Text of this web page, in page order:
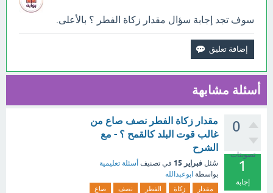
سوف تجد إجابة سؤال مقدار زكاة الفطر ؟ بالأعلى.
أسئلة مشابهة
0
تصويتات
1
إجابة
مقدار زكاة الفطر نصف صاع من
غالب قوت البلد كالقمح ؟ - مع
الشرح
سُئل فبراير 15 في تصنيف أسئلة تعليمية
بواسطة ابوعبدالله
مقدار زكاة الفطر نصف
صاع